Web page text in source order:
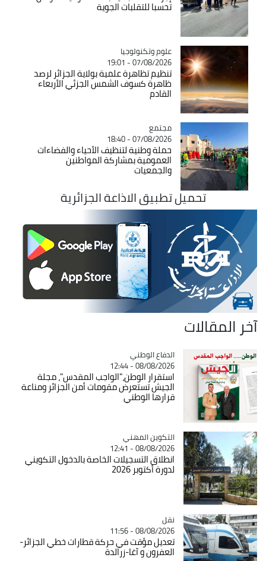
تحسبا للتقلبات الجوية
Catégorie
علوم وتكنولوجيا
07/08/2026 - 19:01
تنظيم تظاهرة علمية بولاية الجزائر لرصد
ظاهرة كسوف الشمس الجزئي الأربعاء
القادم
Catégorie
مجتمع
07/08/2026 - 18:40
حملة وطنية لتنظيف الأحياء والفضاءات
العمومية بمشاركة المواطنين
والجمعيات
تحميل تطبيق الاذاعة الجزائرية
آخر المقالات
Catégorie
الدفاع الوطني
08/08/2026 - 12:44
استقرار الوطن،"الواجب المقدس"، مجلة
الجيش تستعرض مقومات أمن الجزائر ومناعة
قرارها الوطني
Catégorie
التكوين المهني
08/08/2026 - 12:41
انطلاق التسجيلات الخاصة بالدخول التكويني
لدورة أكتوبر 2026
Catégorie
نقل
08/08/2026 - 11:56
تعديل مؤقت في حركة قطارات خطي الجزائر-
العفرون و آغا-زرالدة